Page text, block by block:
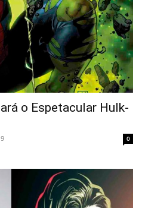
o Espetacular Hulk-
0